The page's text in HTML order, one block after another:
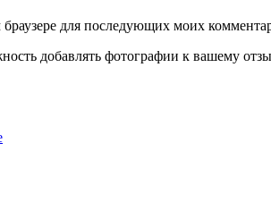
для последующих моих
добавлять фотографии к вашему